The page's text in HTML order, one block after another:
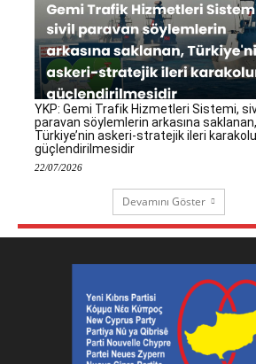
YKP: Gemi Trafik Hizmetleri Sistemi,
paravan söylemlerin arkasına saklanan,
Türkiye’nin askeri-stratejik ileri
güçlendirilmesidir
22/07/2026
Devamını Göster